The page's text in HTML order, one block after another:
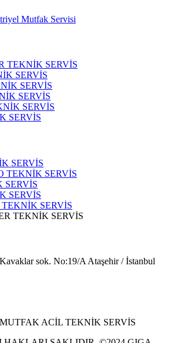
TEKNİK SERVİS
SERVİS
SERVİS
SERVİS
SERVİS
SERVİS
SERVİS
TEKNİK SERVİS
SERVİS
SERVİS
SERVİS
TEKNİK SERVİS
sok. No:19/A Ataşehir / İstanbul
ACİL TEKNİK SERVİS